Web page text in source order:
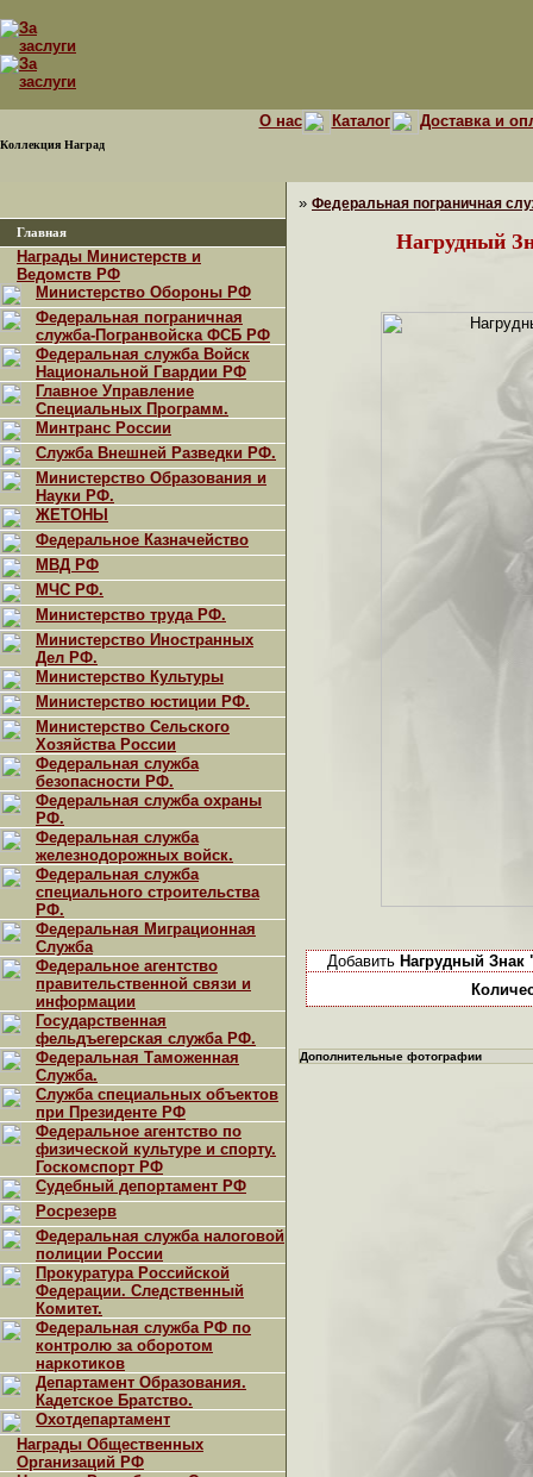
Коллекция Наград
О нас Каталог Доставка и
Главная
Награды Министерств и
Ведомств РФ
Министерство Обороны РФ
Федеральная пограничная
служба-Погранвойска ФСБ РФ
Федеральная служба Войск
Национальной Гвардии РФ
Главное Управление
Специальных Программ.
Минтранс России
Служба Внешней Разведки РФ.
Министерство Образования и
Науки РФ.
ЖЕТОНЫ
Федеральное Казначейство
МВД РФ
МЧС РФ.
Министерство труда РФ.
Министерство Иностранных
Дел РФ.
Министерство Культуры
Министерство юстиции РФ.
Министерство Сельского
Хозяйства России
Федеральная служба
безопасности РФ.
Федеральная служба охраны
РФ.
Федеральная служба
железнодорожных войск.
Федеральная служба
специального строительства
РФ.
Федеральная Миграционная
Служба
Федеральное агентство
правительственной связи и
информации
Государственная
фельдъегерская служба РФ.
Федеральная Таможенная
Служба.
Служба специальных объектов
при Президенте РФ
Федеральное агентство по
физической культуре и спорту.
Госкомспорт РФ
Судебный депортамент РФ
Росрезерв
Федеральная служба налоговой
полиции России
Прокуратура Российской
Федерации. Следственный
Комитет.
Федеральная служба РФ по
контролю за оборотом
наркотиков
Департамент Образования.
Кадетское Братство.
Охотдепартамент
Награды Общественных
Организаций РФ
» Федеральная пограничная
Нагрудный
Добавить Нагрудный
Дополнительные фотографии